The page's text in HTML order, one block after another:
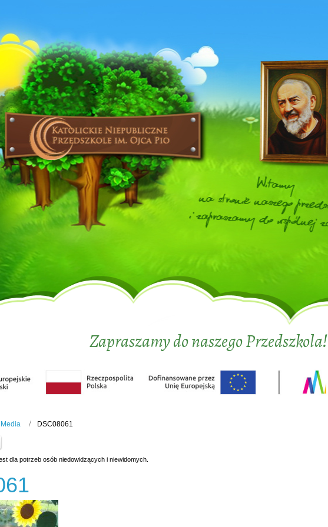
Zapraszamy do naszego Przedszkola!
Media DSC08061
dla potrzeb osób niedowidzących i niewidomych.